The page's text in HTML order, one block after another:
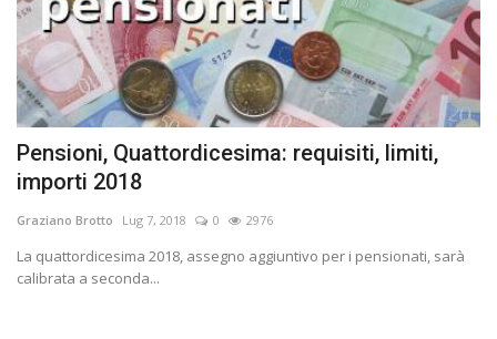
Pensioni, Quattordicesima: requisiti, limiti,
importi 2018
Graziano Brotto Lug 7, 2018 0 2976
La quattordicesima 2018, assegno aggiuntivo per i pensionati, sarà
calibrata a seconda...